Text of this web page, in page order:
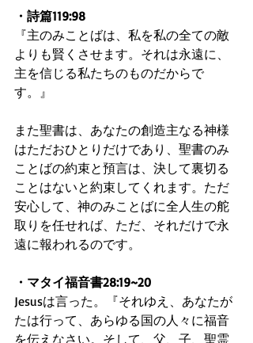
・詩篇119:98
『主のみことばは、私を私の全ての敵
よりも賢くさせます。それは永遠に、
主を信じる私たちのものだからで
す。』
また聖書は、あなたの創造主なる神様
はただおひとりだけであり、聖書のみ
ことばの約束と預言は、決して裏切る
ことはないと約束してくれます。ただ
安心して、神のみことばに全人生の舵
取りを任せれば、ただ、それだけで永
遠に報われるのです。
・マタイ福音書28:19~20
Jesusは言った。『それゆえ、あなたが
たは行って、あらゆる国の人々に福音
を伝えなさい。そして、父、子、聖霊